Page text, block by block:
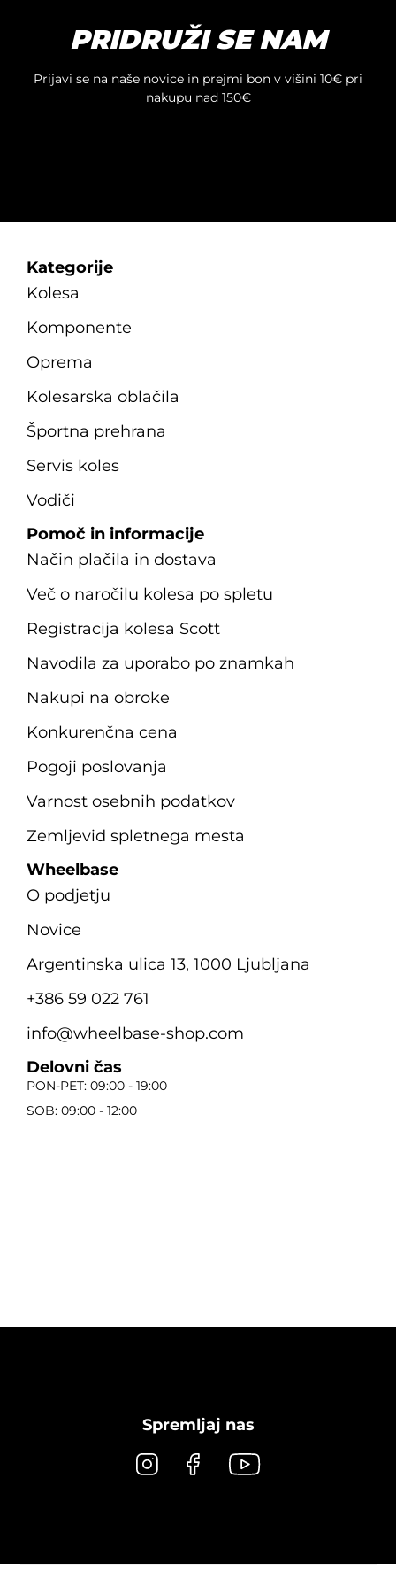
PRIDRUŽI SE NAM
Prijavi se na naše novice in prejmi bon v višini 10€ pri
nakupu nad 150€
Kategorije
Kolesa
Komponente
Oprema
Kolesarska oblačila
Športna prehrana
Servis koles
Vodiči
Pomoč in informacije
Način plačila in dostava
Več o naročilu kolesa po spletu
Registracija kolesa Scott
Navodila za uporabo po znamkah
Nakupi na obroke
Konkurenčna cena
Pogoji poslovanja
Varnost osebnih podatkov
Zemljevid spletnega mesta
Wheelbase
O podjetju
Novice
Argentinska ulica 13, 1000 Ljubljana
+386 59 022 761
info@wheelbase-shop.com
Delovni čas
PON-PET: 09:00 - 19:00
SOB: 09:00 - 12:00
Spremljaj nas